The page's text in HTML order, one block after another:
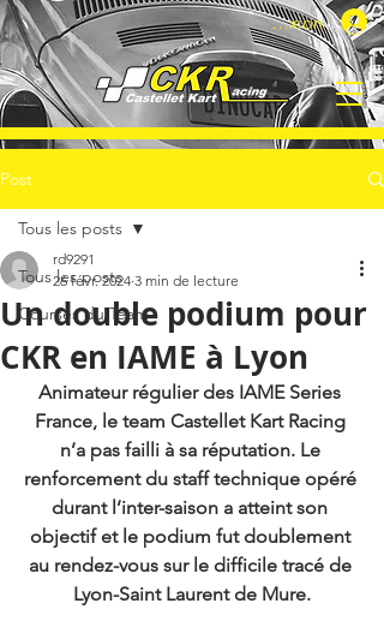
Connexion
Post
Tous les posts
Courses du Team
Tous les posts
Un double podium pour
CKR en IAME à Lyon
rd9291
26 févr. 2024 3 min de lecture
Animateur régulier des IAME Series
France, le team Castellet Kart Racing
n’a pas failli à sa réputation. Le
renforcement du staff technique opéré
durant l’inter-saison a atteint son
objectif et le podium fut doublement
au rendez-vous sur le difficile tracé de
Lyon-Saint Laurent de Mure.